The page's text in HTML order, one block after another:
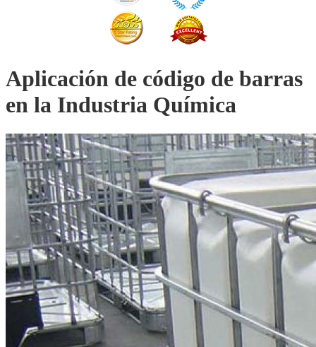
Aplicación de código de barras
en la Industria Química